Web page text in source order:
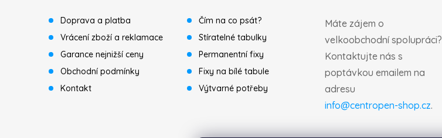
Doprava a platba
Vrácení zboží a reklamace
Garance nejnižší ceny
Obchodní podmínky
Kontakt
Čím na co psát?
Stíratelné tabulky
Permanentní fixy
Fixy na bílé tabule
Výtvarné potřeby
Máte zájem o
velkoobchodní spolupráci?
Kontaktujte nás s
poptávkou emailem na
adresu
info@centropen-shop.cz.